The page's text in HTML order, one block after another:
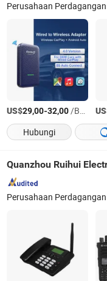
Perusahaan Perdagangan
US$29,00-32,00/Bagian
Hubungi
Quanzhou Ruihui
Perusahaan Perdagangan